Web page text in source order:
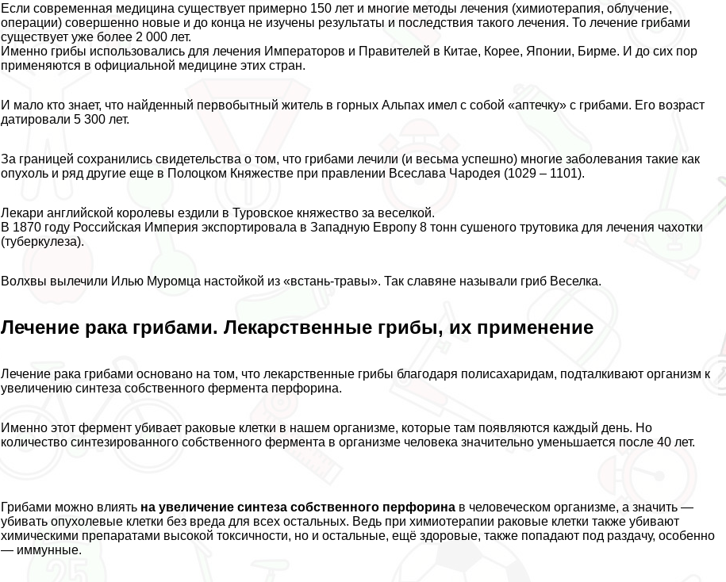
Если современная медицина существует примерно 150 лет и многие методы лечения (химиотерапия, облучение,
операции) совершенно новые и до конца не изучены результаты и последствия такого лечения. То лечение грибами
существует уже более 2 000 лет.
Именно грибы использовались для лечения Императоров и Правителей в Китае, Корее, Японии, Бирме. И до сих пор
применяются в официальной медицине этих стран.
И мало кто знает, что найденный первобытный житель в горных Альпах имел с собой «аптечку» с грибами. Его возраст
датировали 5 300 лет.
За границей сохранились свидетельства о том, что грибами лечили (и весьма успешно) многие заболевания такие как
опухоль и ряд другие еще в Полоцком Княжестве при правлении Всеслава Чародея (1029 – 1101).
Лекари английской королевы ездили в Туровское княжество за веселкой.
В 1870 году Российская Империя экспортировала в Западную Европу 8 тонн сушеного трутовика для лечения чахотки
(туберкулеза).
Волхвы вылечили Илью Муромца настойкой из «встань-травы». Так славяне называли гриб Веселка.
Лечение paка грибами. Лекарственные грибы, их применение
Лечение paка грибами основано на том, что лекарственные грибы благодаря полисахаридам, подталкивают организм к
увеличению синтеза собственного фермента перфорина.
Именно этот фермент убивает paковые клетки в нашем организме, которые там появляются каждый день. Но
количество синтезированного собственного фермента в организме человека значительно уменьшается после 40 лет.
Грибами можно влиять на увеличение синтеза собственного перфорина в человеческом организме, а значить —
убивать опухолевые клетки без вреда для всех остальных. Ведь при химиотерапии paковые клетки также убивают
химическими препаратами высокой токсичности, но и остальные, ещё здоровые, также попадают под раздачу, особенно
— иммунные.